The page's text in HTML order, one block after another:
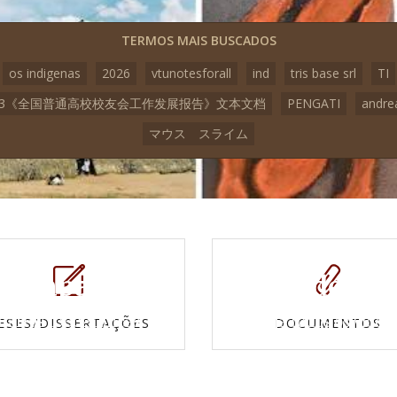
TERMOS MAIS BUSCADOS
os indigenas
2026 vtunotesforall ind tris base srl
TI
《全国普通高校校友会工作发展报告》文本文档
PENGATI
マウス スライム
DISSERTAÇÕES DOCUMENTOS
Mapas e
topográficas
Vídeos
Veja todos os vídeos